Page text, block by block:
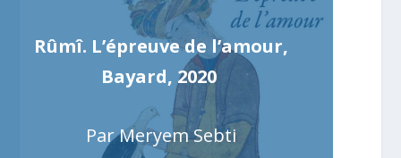
Rûmî. L’épreuve de l’amour,
Bayard, 2020
Par Meryem Sebti